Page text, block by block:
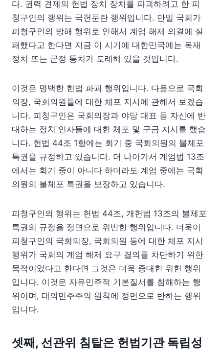
다. 권력 견제의 헌법 장치 장치를 파괴하려고 한 피
청구인의 행위는 국헌문란 행위입니다. 만일 국회가
피청구인의 방해 행위로 인해서 계엄 해제 의결에 실
패했다고 한다면 지금 이 시기에 대한민국에는 독재
정치 또는 군정 통치가 도래해 있을 것입니다.
이것은 명백한 헌법 파괴 행위입니다. 다음으로 국회
의장, 국회의원들에 대한 체포 지시에 관해서 보겠습
니다. 피청구인은 국회의장과 야당 대표 등 자신에 반
대하는 정치 인사들에 대한 체포 및 구금 지시를 했습
니다. 헌법 44조 1항에는 회기 중 국회의원의 불체포
특권을 규정하고 있습니다. 더 나아가서 계엄법 13조
에서는 회기 중이 아니다 하더라도 계엄 중에는 국회
의원의 불체포 특권을 보장하고 있습니다.
피청구인의 행위는 헌법 44조, 개헌법 13조의 불체포
특권의 규정을 정면으로 위반한 행위입니다. 더욱이
피청구인의 국회의장, 국회의원 등에 대한 체포 지시
행위가 국회의 계엄 해제 요구 결의를 차단하기 위한
목적이었다고 한다면 그것은 더욱 중대한 위헌 행위
입니다. 이것은 자유민주적 기본질서를 침해하는 행
위이며, 대의민주주의 원칙에 정면으로 반하는 행위
입니다.
셋째, 선관위 침탈은 헌법기관 독립성